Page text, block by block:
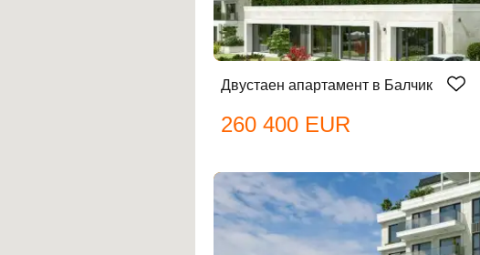
Двустаен апартамент в Балчик
260 400 EUR